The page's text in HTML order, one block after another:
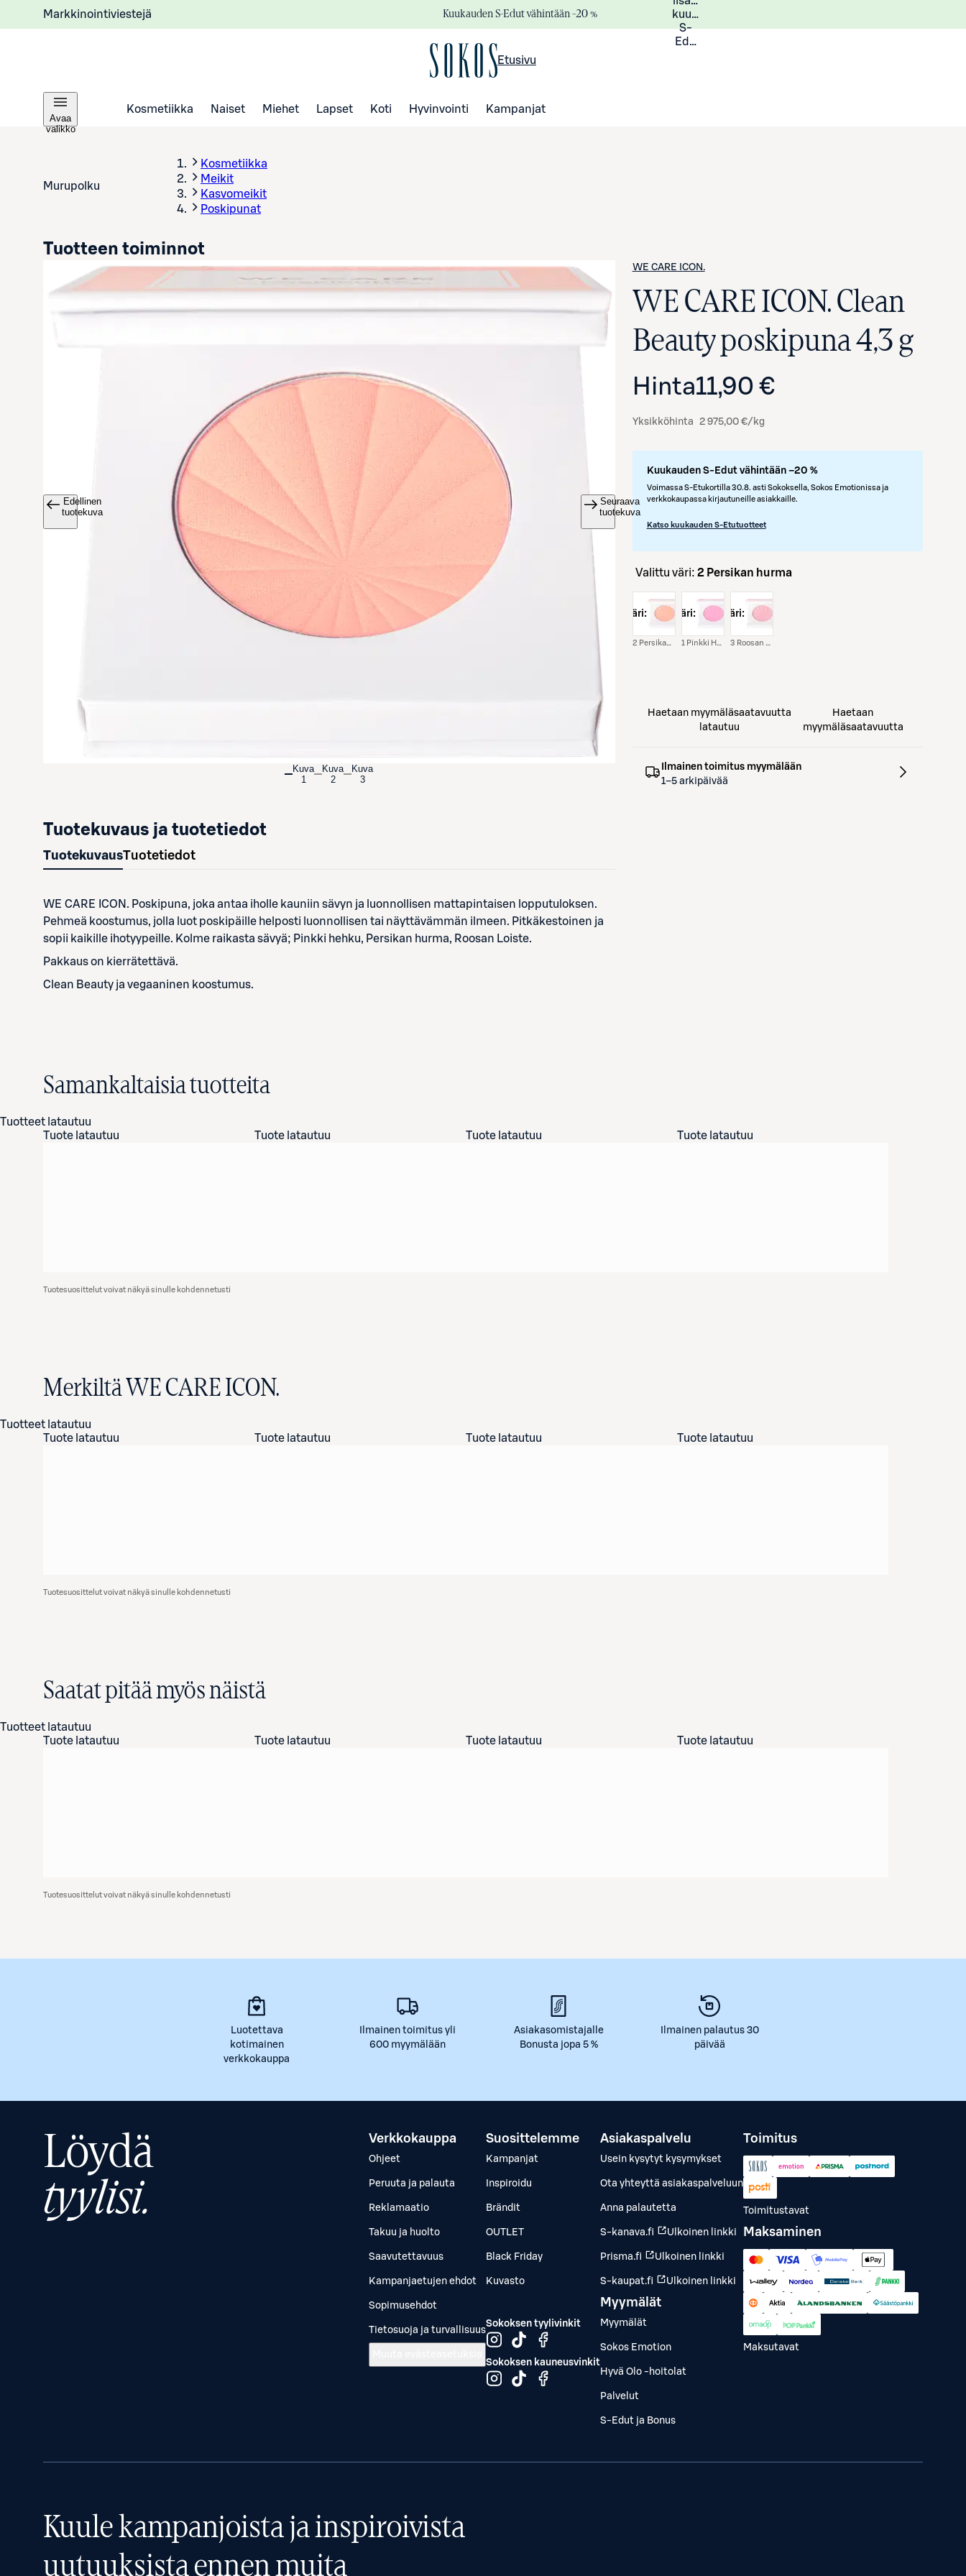
Markkinointiviestejä Kuukauden S-Edut vähintään –20 %
kuukauden
S-
Eduista
Etusivu
Avaa
valikko
Kosmetiikka Naiset Miehet Lapset Koti Hyvinvointi Kampanjat
Murupolku
Kosmetiikka
Meikit
Kasvomeikit
Poskipunat
Avaa tuotekuva suurennettuna
Edellinen
tuotekuva
Seuraava
tuotekuva
Kuva
1
Kuva
2
Kuva
3
WE CARE ICON.
WE CARE ICON. Clean
Beauty poskipuna 4,3 g
Hinta11,90 €
Yksikköhinta 2 975,00 €/kg
Kuukauden S-Edut vähintään –20 %
Voimassa S-Etukortilla 30.8. asti Sokoksella, Sokos Emotionissa ja
verkkokaupassa kirjautuneille asiakkaille.
Katso kuukauden S-Etutuotteet
Tuotteen toiminnot
Valittu väri: 2 Persikan hurma
väri:
2 Persikan Hurma
väri:
1 Pinkki Hehku
väri:
3 Roosan Loiste
Haetaan myymäläsaatavuutta
latautuu
Haetaan
myymäläsaatavuutta
Ilmainen toimitus myymälään
1–5 arkipäivää
Tuotekuvaus ja tuotetiedot
TuotekuvausTuotetiedot
WE CARE ICON. Poskipuna, joka antaa iholle kauniin sävyn ja luonnollisen mattapintaisen lopputuloksen.
Pehmeä koostumus, jolla luot poskipäille helposti luonnollisen tai näyttävämmän ilmeen. Pitkäkestoinen ja
sopii kaikille ihotyypeille. Kolme raikasta sävyä; Pinkki hehku, Persikan hurma, Roosan Loiste.
Pakkaus on kierrätettävä.
Clean Beauty ja vegaaninen koostumus.
Samankaltaisia tuotteita
Tuotteet latautuu
Tuote latautuu
Tuote latautuu Tuote latautuu Tuote latautuu
Tuotesuosittelut voivat näkyä sinulle kohdennetusti
Merkiltä WE CARE ICON.
Tuotteet latautuu
Tuote latautuu
Tuote latautuu Tuote latautuu Tuote latautuu
Tuotesuosittelut voivat näkyä sinulle kohdennetusti
Saatat pitää myös näistä
Tuotteet latautuu
Tuote latautuu
Tuote latautuu Tuote latautuu Tuote latautuu
Tuotesuosittelut voivat näkyä sinulle kohdennetusti
Luotettava
kotimainen
verkkokauppa
Ilmainen toimitus yli
600 myymälään
Asiakasomistajalle
Bonusta jopa 5 %
Ilmainen palautus 30
päivää
Löydä
tyylisi.
Verkkokauppa
Ohjeet
Peruuta ja palauta
Reklamaatio
Takuu ja huolto
Saavutettavuus
Kampanjaetujen ehdot
Sopimusehdot
Tietosuoja ja turvallisuus
Suosittelemme
Kampanjat
Inspiroidu
Brändit
OUTLET
Black Friday
Kuvasto
Sokoksen tyylivinkit
Sokoksen kauneusvinkit
Asiakaspalvelu
Usein kysytyt kysymykset
Ota yhteyttä asiakaspalveluun
Anna palautetta
S-kanava.fi Ulkoinen linkki
Prisma.fi Ulkoinen linkki
S-kaupat.fi Ulkoinen linkki
Myymälät
Myymälät
Sokos Emotion
Hyvä Olo -hoitolat
Palvelut
S-Edut ja Bonus
Toimitus
Toimitustavat
Maksaminen
Maksutavat
Kuule kampanjoista ja inspiroivista
uutuuksista ennen muita